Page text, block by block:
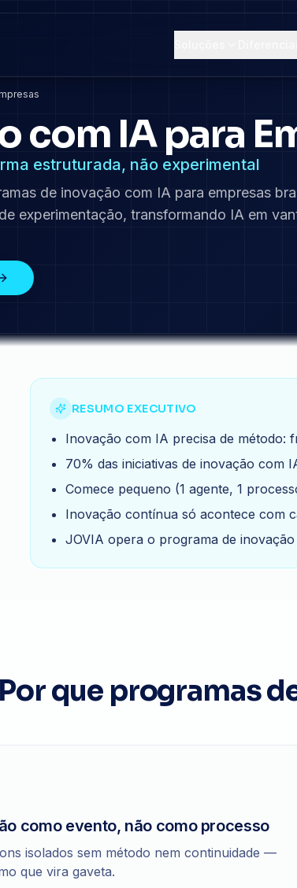
com IA para
estruturada, não experimental
de inovação com IA para empresas
experimentação, transformando IA em
RESUMO EXECUTIVO
Inovação com IA precisa de método:
70% das iniciativas de inovação com
Comece pequeno (1 agente, 1
Inovação contínua só acontece com
JOVIA opera o programa de
Por que programas
como evento, não como processo
isolados sem método nem continuidade —
que vira gaveta.